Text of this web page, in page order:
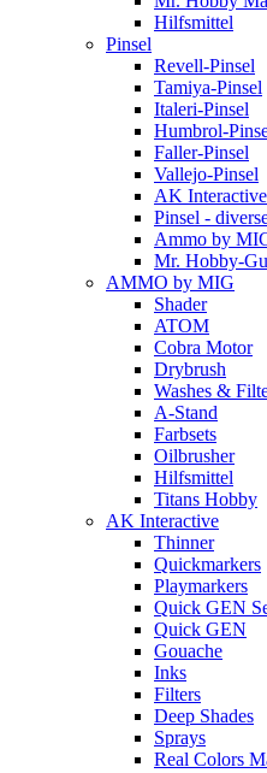
Hilfsmittel
Pinsel
Revell-Pinsel
Tamiya-Pinsel
Italeri-Pinsel
Humbrol-
Faller-Pinsel
Vallejo-Pinsel
AK
Pinsel -
Ammo by
Mr. Hobby-
AMMO by MIG
Shader
ATOM
Cobra Motor
Drybrush
Washes &
A-Stand
Farbsets
Oilbrusher
Hilfsmittel
Titans Hobby
AK Interactive
Thinner
Quickmarkers
Playmarkers
Quick GEN
Quick GEN
Gouache
Inks
Filters
Deep Shades
Sprays
Real Colors